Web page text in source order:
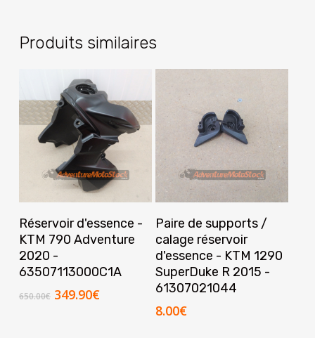
Produits similaires
Ajouter Au Panier
Réservoir d'essence -
KTM 790 Adventure
2020 -
63507113000C1A
650.00€ Le
349.90€Le
Ajouter Au Panier
Paire de supports /
calage réservoir
d'essence - KTM 1290
SuperDuke R 2015 -
61307021044
8.00€